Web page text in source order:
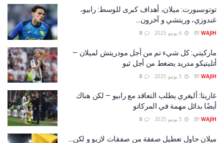
توتوسبورت: ميلان، أهداف كبرى للوسط: رابيو،
غندوزي، وريتشي و آخرون…
BY WAJIH
ماركيتي: كل شيء تم من أجل مودريتش لميلان –
أتليتيكو مدريد يضغط من أجل ثيو
BY WAJIH
غازيتا: أليغري يطلب التعاقد مع رابيو – لكن هناك
أيضًا بدائل مهمة في المركاتو
BY WAJIH
ميلان حاول تعطيل صفقة من صفقات لازيو و لكن…